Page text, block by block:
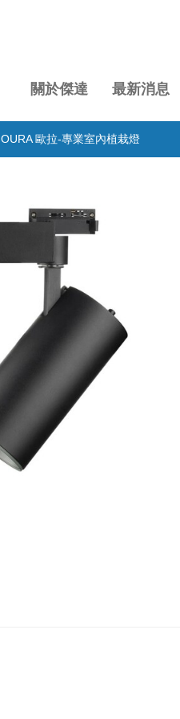
關於傑達 最新消息
OURA 歐拉-專業室內植栽燈